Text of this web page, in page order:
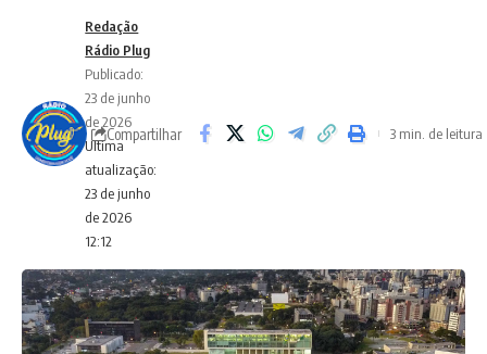
Ultima
atualização:
23 de junho
de 2026
12:12
Redação
Rádio Plug
Publicado:
23 de junho
de 2026
Compartilhar 3 min. de leitura